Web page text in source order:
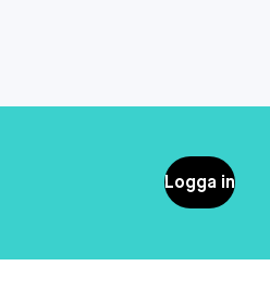
Logga in